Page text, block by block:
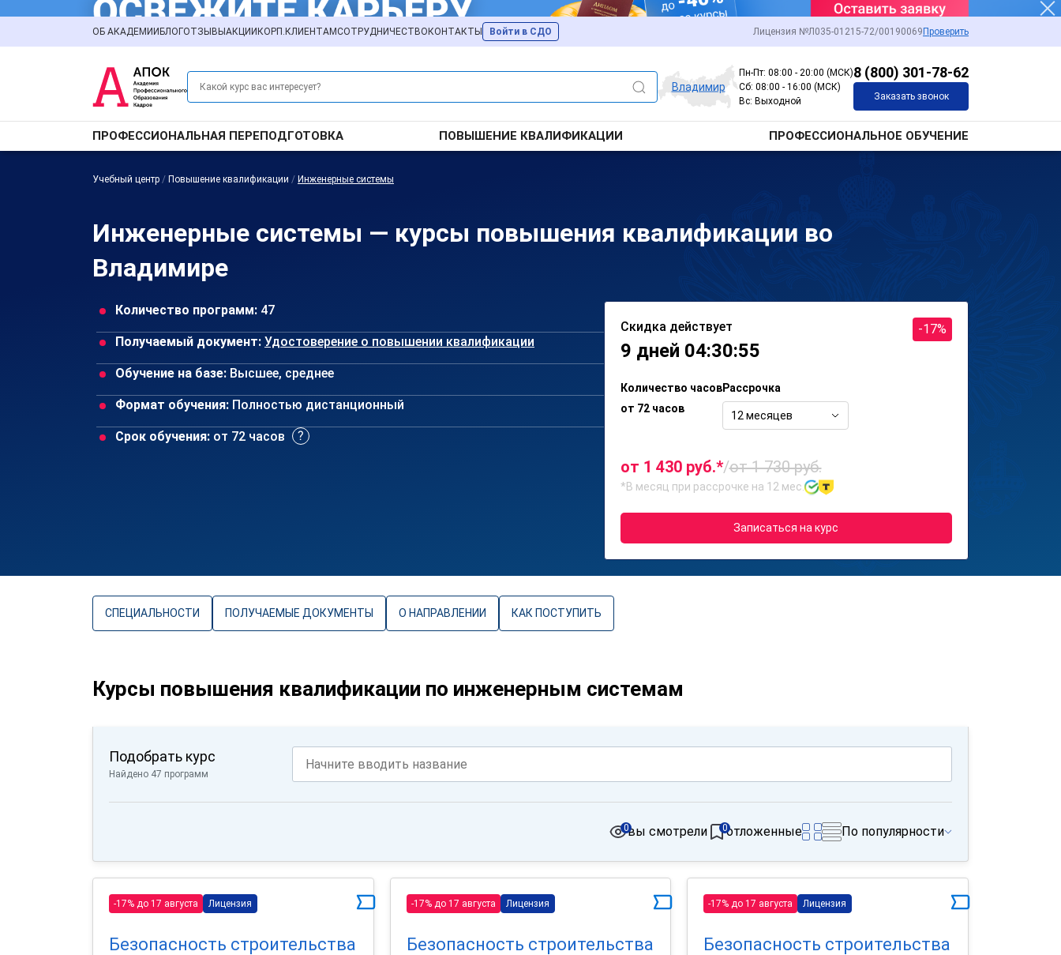
ОБ АКАДЕМИИ БЛОГОТЗЫВЫ АКЦИИ КОРП.КЛИЕНТАМСОТРУДНИЧЕСТВО КОНТАКТЫ Войти в СДО Лицензия №Л035-01215-72/00190069 Проверить
Владимир
Пн-Пт: 08:00 - 20:00 (МСК)
Сб: 08:00 - 16:00 (МСК)
Вс: Выходной
8 (800) 301-78-62
Заказать звонок
ПРОФЕССИОНАЛЬНАЯ ПЕРЕПОДГОТОВКА ПОВЫШЕНИЕ КВАЛИФИКАЦИИ ПРОФЕССИОНАЛЬНОЕ ОБУЧЕНИЕ
Учебный центр / Повышение квалификации / Инженерные системы
Инженерные системы — курсы повышения квалификации во
Владимире
Количество программ: 47
Получаемый документ: Удостоверение о повышении квалификации
Обучение на базе: Высшее, среднее
Формат обучения: Полностью дистанционный
Срок обучения: от 72 часов
Скидка действует
9 дней 04:30:55
-17%
Количество часов
от 72 часов
Рассрочка
12 месяцев
от 1 430 руб.*/от 1 730 руб.
*В месяц при рассрочке на 12 мес.
Записаться на курс
СПЕЦИАЛЬНОСТИ ПОЛУЧАЕМЫЕ ДОКУМЕНТЫ О НАПРАВЛЕНИИ КАК ПОСТУПИТЬ
Курсы повышения квалификации по инженерным системам
Подобрать курс
Найдено 47 программ
вы смотрели
0 отложенные
0 По популярности
-17% до 17 августа Лицензия
Безопасность строительства
-17% до 17 августа Лицензия
Безопасность строительства
-17% до 17 августа Лицензия
Безопасность строительства